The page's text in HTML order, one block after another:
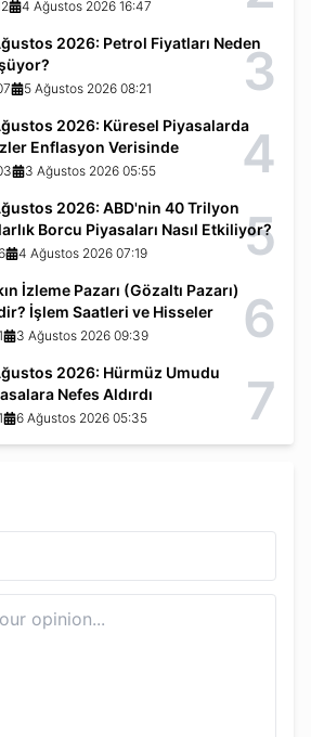
4 Ağustos 2026 16:47
2026: Petrol Fiyatları Neden
5 Ağustos 2026 08:21 3
2026: Küresel Piyasalarda
Enflasyon Verisinde
3 Ağustos 2026 05:55 4
2026: ABD'nin 40 Trilyon
Borcu Piyasaları Nasıl Etkiliyor?
4 Ağustos 2026 07:19 5
İzleme Pazarı (Gözaltı Pazarı)
İşlem Saatleri ve Hisseler
3 Ağustos 2026 09:39 6
2026: Hürmüz Umudu
Nefes Aldırdı
6 Ağustos 2026 05:35 7